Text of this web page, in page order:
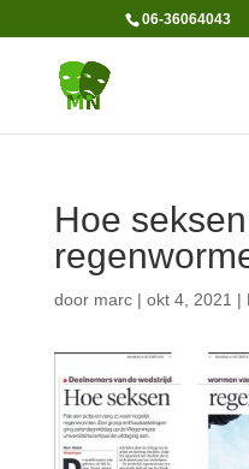
06-36064043
Hoe seksen
door marc| okt 4, 2021 |